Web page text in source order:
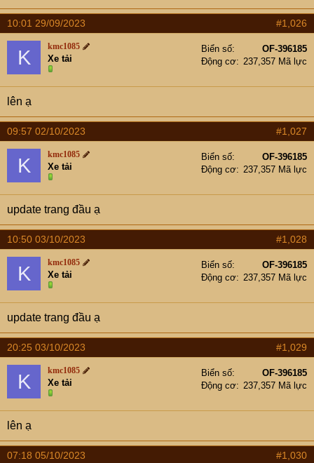
10:01 29/09/2023 #1,026
K kmc1085
Xe tải
Biển số
OF-396185
Động cơ
237,357 Mã lực
lên ạ
09:57 02/10/2023 #1,027
K kmc1085
Xe tải
Biển số
OF-396185
Động cơ
237,357 Mã lực
update trang đầu ạ
10:50 03/10/2023 #1,028
K kmc1085
Xe tải
Biển số
OF-396185
Động cơ
237,357 Mã lực
update trang đầu ạ
20:25 03/10/2023 #1,029
K kmc1085
Xe tải
Biển số
OF-396185
Động cơ
237,357 Mã lực
lên ạ
07:18 05/10/2023 #1,030